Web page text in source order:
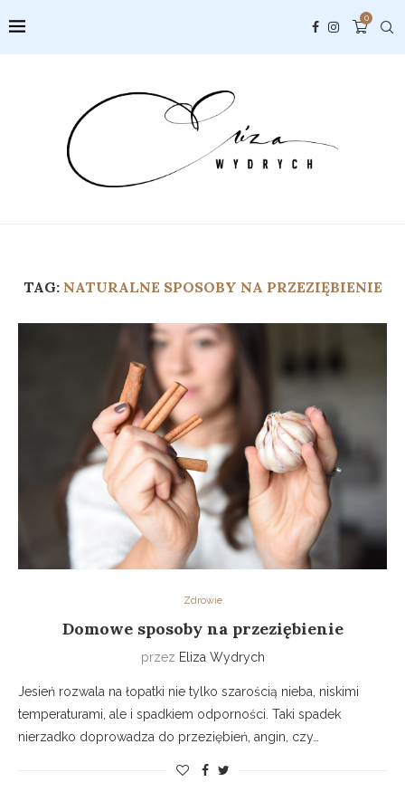
0
TAG: NATURALNE SPOSOBY NA PRZEZIĘBIENIE
Zdrowie
Domowe sposoby na przeziębienie
przez Eliza Wydrych
Jesień rozwala na łopatki nie tylko szarością nieba, niskimi
temperaturami, ale i spadkiem odporności. Taki spadek
nierzadko doprowadza do przeziębień, angin, czy…